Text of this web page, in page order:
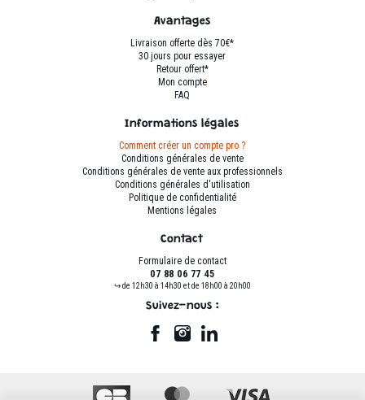
Avantages
Livraison offerte dès 70€*
30 jours pour essayer
Retour offert*
Mon compte
FAQ
Informations légales
Comment créer un compte pro ?
Conditions générales de vente
Conditions générales de vente aux professionnels
Conditions générales d'utilisation
Politique de confidentialité
Mentions légales
Contact
Formulaire de contact
07 88 06 77 45
↪ de 12h30 à 14h30 et de 18h00 à 20h00
Suivez-nous :